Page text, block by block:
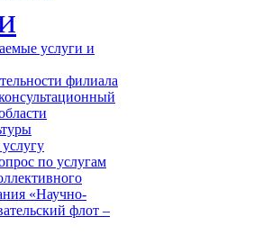
услуги и
филиала
услугу
по услугам
«Научно-
флот –